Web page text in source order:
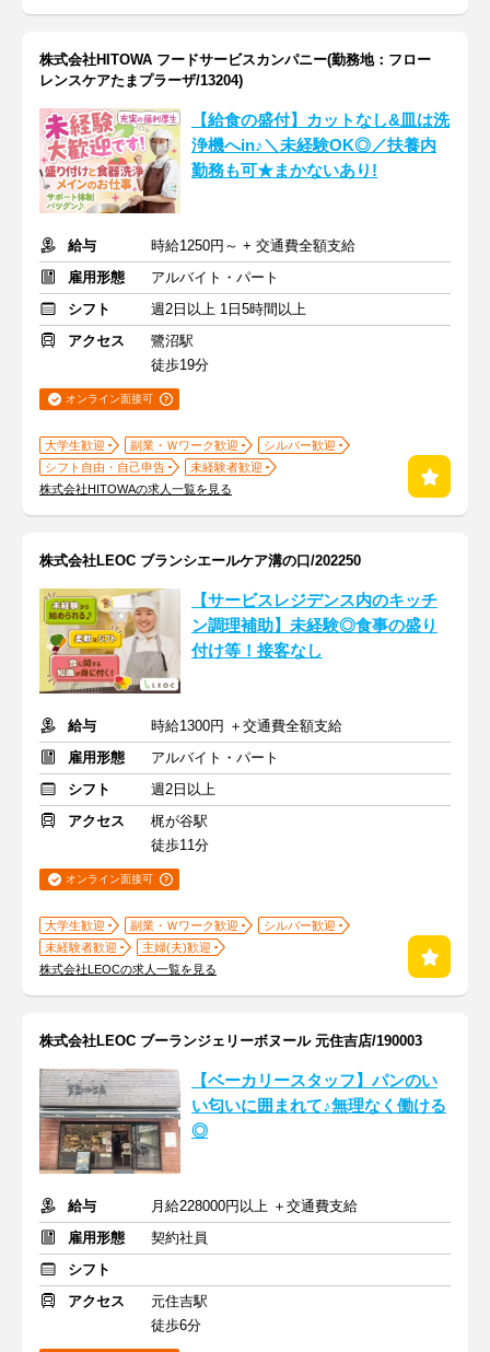
株式会社HITOWA フードサービスカンパニー(勤務地：フロー
レンスケアたまプラーザ/13204)
【給食の盛付】カットなし&皿は洗
浄機へin♪＼未経験OK◎／扶養内
勤務も可★まかないあり!
給与
時給1250円～ + 交通費全額支給
雇用形態
アルバイト・パート
シフト
週2日以上 1日5時間以上
アクセス
鷺沼駅
徒歩19分
オンライン面接可
大学生歓迎 副業・Ｗワーク歓迎
シルバー歓迎
シフト自由・自己申告
未経験者歓迎
株式会社HITOWAの求人一覧を見る
株式会社LEOC ブランシエールケア溝の口/202250
【サービスレジデンス内のキッチ
ン調理補助】未経験◎食事の盛り
付け等！接客なし
給与
時給1300円 ＋交通費全額支給
雇用形態
アルバイト・パート
シフト
週2日以上
アクセス
梶が谷駅
徒歩11分
オンライン面接可
大学生歓迎 副業・Ｗワーク歓迎
シルバー歓迎
未経験者歓迎
主婦(夫)歓迎
株式会社LEOCの求人一覧を見る
株式会社LEOC ブーランジェリーボヌール 元住吉店/190003
【ベーカリースタッフ】パンのい
い匂いに囲まれて♪無理なく働ける
◎
給与
月給228000円以上 ＋交通費支給
雇用形態
契約社員
シフト
アクセス
元住吉駅
徒歩6分